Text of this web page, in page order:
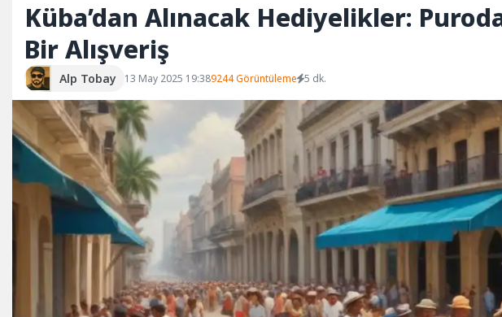
Küba’dan Alınacak Hediyelikler:
Bir Alışveriş
Alp Tobay 13 May 2025 19:389244 Görüntüleme 5 dk.